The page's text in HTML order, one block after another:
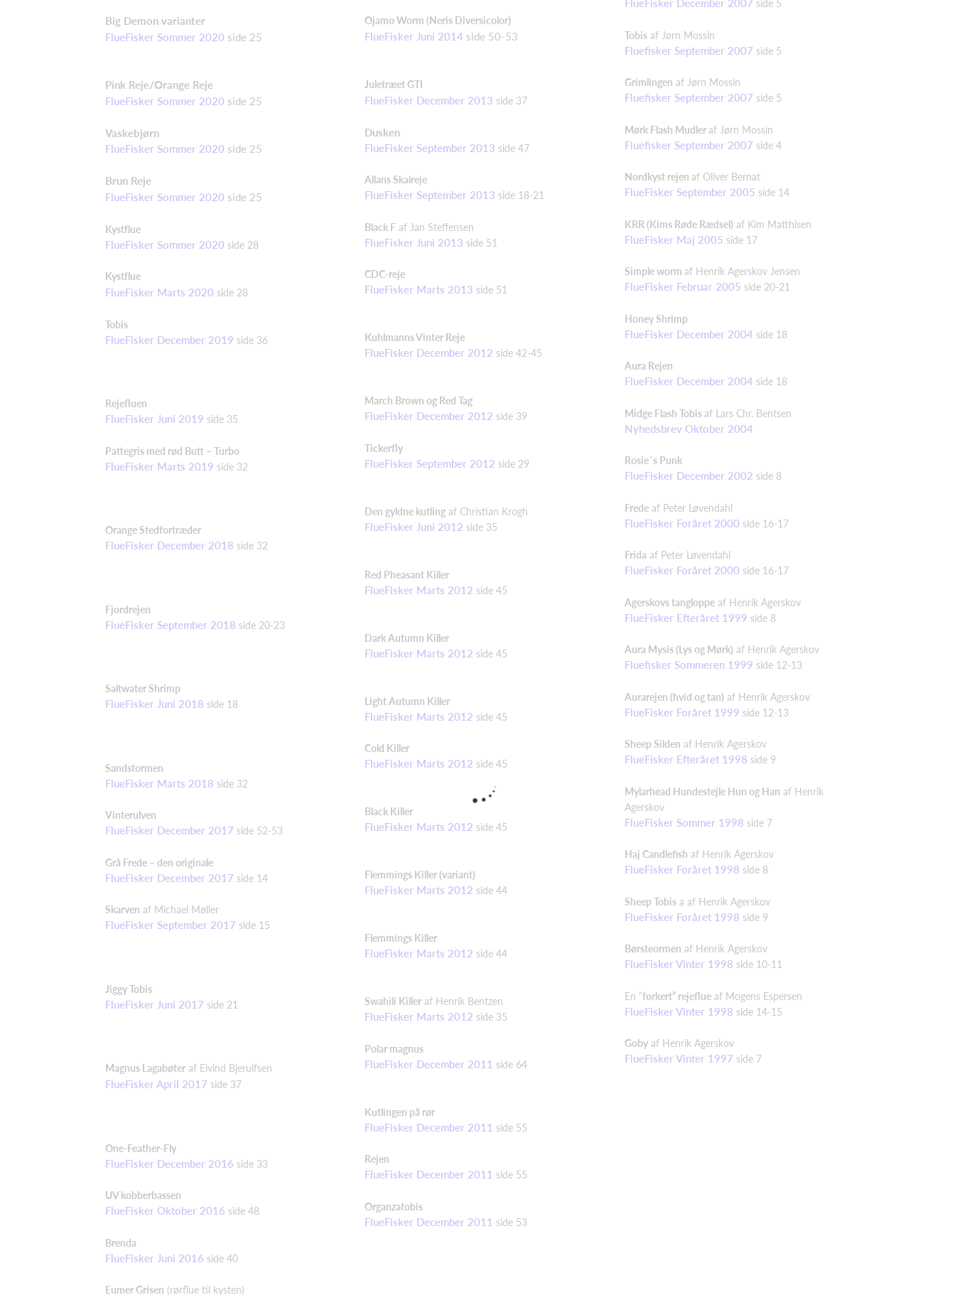
Big Demon varianter
FlueFisker Sommer 2020 side 25
Pink Reje/Orange Reje
FlueFisker Sommer 2020 side 25
Vaskebjørn
FlueFisker Sommer 2020 side 25
Brun Reje
FlueFisker Sommer 2020 side 25
Kystflue
FlueFisker Sommer 2020 side 28
Kystflue
FlueFisker Marts 2020 side 28
Tobis
FlueFisker December 2019 side 36
Rejefluen
FlueFisker Juni 2019 side 35
Pattegris med rød Butt – Turbo
FlueFisker Marts 2019 side 32
Orange Stedfortræder
FlueFisker December 2018 side 32
Fjordrejen
FlueFisker September 2018 side 20-23
Saltwater Shrimp
FlueFisker Juni 2018 side 18
Sandstormen
FlueFisker Marts 2018 side 32
Vinterulven
FlueFisker December 2017 side 52-53
Grå Frede – den originale
FlueFisker December 2017 side 14
Skarven af Michael Møller
FlueFisker September 2017 side 15
JiggyTobis
FlueFisker Juni 2017 side 21
Magnus Lagabøter af Eivind Bjerulfsen
FlueFisker April 2017 side 37
One-Feather-Fly
FlueFisker December 2016 side 33
UV kobberbassen
FlueFisker Oktober 2016 side 48
Brenda
FlueFisker Juni 2016 side 40
EumerGrisen (rørflue til kysten)
OjamoWorm (Neris Diversicolor)
FlueFisker Juni 2014 side 50-53
Juletræet GTI
FlueFisker December 2013 side 37
Dusken
FlueFisker September 2013 side 47
Allans Skalreje
FlueFisker September 2013 side 18-21
Black F af Jan Steffensen
FlueFisker Juni 2013 side 51
CDC-reje
FlueFisker Marts 2013 side 51
Kuhlmanns Vinter Reje
FlueFisker December 2012 side 42-45
March Brown og Red Tag
FlueFisker December 2012 side 39
Tickerfly
FlueFisker September 2012 side 29
Den gyldne kutling af Christian Krogh
FlueFisker Juni 2012 side 35
Red Pheasant Killer
FlueFisker Marts 2012 side 45
DarkAutumn Killer
FlueFisker Marts 2012 side 45
LightAutumn Killer
FlueFisker Marts 2012 side 45
Cold Killer
FlueFisker Marts 2012 side 45
Black Killer
FlueFisker Marts 2012 side 45
Flemmings Killer(variant)
FlueFisker Marts 2012 side 44
Flemmings Killer
FlueFisker Marts 2012 side 44
Swahili Killer af Henrik Bentzen
FlueFisker Marts 2012 side 35
Polar magnus
FlueFisker December 2011 side 64
Kutlingen på rør
FlueFisker December 2011 side 55
Rejen
FlueFisker December 2011 side 55
Organzatobis
FlueFisker December 2011 side 53
FlueFisker December 2007 side 5
Tobisaf Jørn Mossin
Fluefisker September 2007 side 5
Grimlingen af Jørn Mossin
Fluefisker September 2007 side 5
Mørk Flash Mudleraf Jørn Mossin
Fluefisker September 2007 side 4
Nordkyst rejen af Oliver Bernat
FlueFisker September 2005 side 14
KRR (Kims Røde Rædsel) af Kim Matthisen
FlueFisker Maj 2005 side 17
Simple worm af Henrik Agerskov Jensen
FlueFisker Februar 2005 side 20-21
Honey Shrimp
FlueFisker December 2004 side 18
Aura Rejen
FlueFisker December 2004 side 18
Midge Flash Tobisaf Lars Chr. Bentsen
Nyhedsbrev Oktober 2004
Rosie´s Punk
FlueFisker December 2002 side 8
Fredeaf Peter Løvendahl
FlueFisker Foråret 2000 side 16-17
Frida af Peter Løvendahl
FlueFisker Foråret 2000 side 16-17
Agerskovs tangloppeaf Henrik Agerskov
FlueFisker Efteråret 1999 side 8
Aura Mysis (Lys og Mørk) af Henrik Agerskov
Fluefisker Sommeren 1999 side 12-13
Aurarejen (hvid og tan) af Henrik Agerskov
FlueFisker Foråret 1999 side 12-13
Sheep Silden af Henrik Agerskov
FlueFisker Efteråret 1998 side 9
Mylarhead Hundestejle Hun og Han af Henrik
Agerskov
FlueFisker Sommer 1998 side 7
Haj Candlefish af Henrik Agerskov
FlueFisker Foråret 1998 side 8
Sheep Tobisa af Henrik Agerskov
FlueFisker Foråret 1998 side 9
Børsteormen af Henrik Agerskov
FlueFisker Vinter 1998 side 10-11
En ”forkert” rejeflueaf Mogens Espersen
FlueFisker Vinter 1998 side 14-15
Gobyaf Henrik Agerskov
FlueFisker Vinter 1997 side 7